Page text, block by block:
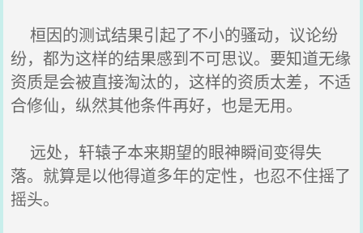
桓因的测试结果引起了不小的骚动，议论纷
纷，都为这样的结果感到不可思议。要知道无缘
资质是会被直接淘汰的，这样的资质太差，不适
合修仙，纵然其他条件再好，也是无用。
远处，轩辕子本来期望的眼神瞬间变得失
落。就算是以他得道多年的定性，也忍不住摇了
摇头。